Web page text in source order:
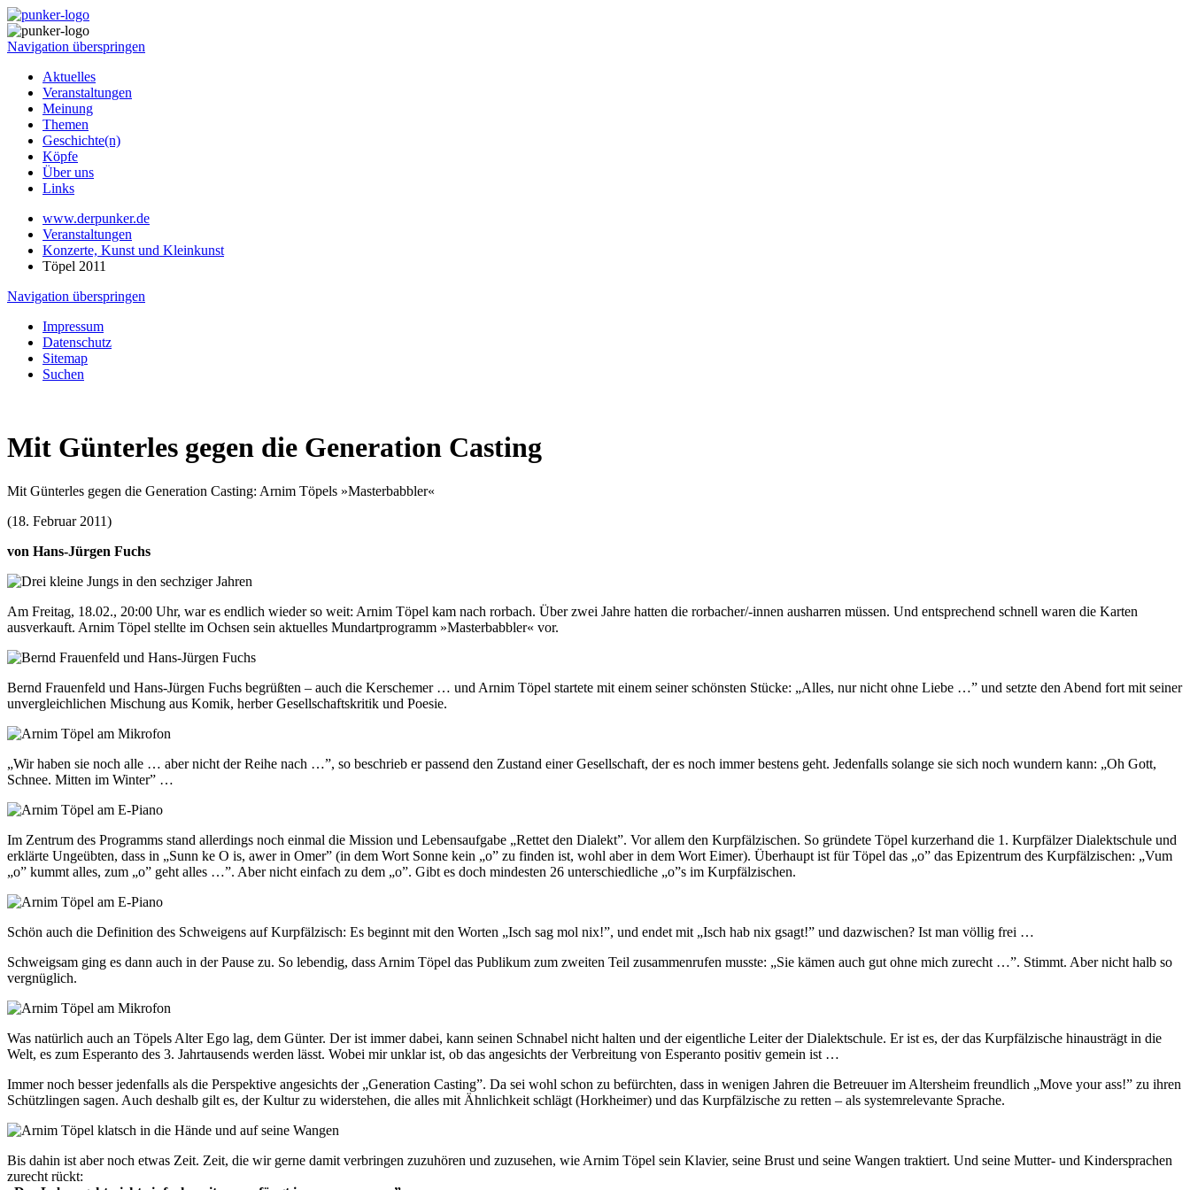
Navigation überspringen
Aktuelles
Veranstaltungen
Meinung
Themen
Geschichte(n)
Köpfe
Über uns
Links
www.derpunker.de
Veranstaltungen
Konzerte, Kunst und Kleinkunst
Töpel 2011
Navigation überspringen
Impressum
Datenschutz
Sitemap
Suchen
Mit Günterles gegen die Generation Casting
Mit Günterles gegen die Generation Casting: Arnim Töpels »Masterbabbler«
(18. Februar 2011)
von Hans-Jürgen Fuchs
Am Freitag, 18.02., 20:00 Uhr, war es endlich wieder so weit: Arnim Töpel kam nach rorbach. Über zwei Jahre hatten die rorbacher/-innen ausharren müssen. Und entsprechend schnell waren die Karten
ausverkauft. Arnim Töpel stellte im Ochsen sein aktuelles Mundartprogramm »Masterbabbler« vor.
Bernd Frauenfeld und Hans-Jürgen Fuchs begrüßten – auch die Kerschemer … und Arnim Töpel startete mit einem seiner schönsten Stücke: „Alles, nur nicht ohne Liebe …” und setzte den Abend fort mit seiner
unvergleichlichen Mischung aus Komik, herber Gesellschaftskritik und Poesie.
„Wir haben sie noch alle … aber nicht der Reihe nach …”, so beschrieb er passend den Zustand einer Gesellschaft, der es noch immer bestens geht. Jedenfalls solange sie sich noch wundern kann: „Oh Gott,
Schnee. Mitten im Winter” …
Im Zentrum des Programms stand allerdings noch einmal die Mission und Lebensaufgabe „Rettet den Dialekt”. Vor allem den Kurpfälzischen. So gründete Töpel kurzerhand die 1. Kurpfälzer Dialektschule und
erklärte Ungeübten, dass in „Sunn ke O is, awer in Omer” (in dem Wort Sonne kein „o” zu finden ist, wohl aber in dem Wort Eimer). Überhaupt ist für Töpel das „o” das Epizentrum des Kurpfälzischen: „Vum
„o” kummt alles, zum „o” geht alles …”. Aber nicht einfach zu dem „o”. Gibt es doch mindesten 26 unterschiedliche „o”s im Kurpfälzischen.
Schön auch die Definition des Schweigens auf Kurpfälzisch: Es beginnt mit den Worten „Isch sag mol nix!”, und endet mit „Isch hab nix gsagt!” und dazwischen? Ist man völlig frei …
Schweigsam ging es dann auch in der Pause zu. So lebendig, dass Arnim Töpel das Publikum zum zweiten Teil zusammenrufen musste: „Sie kämen auch gut ohne mich zurecht …”. Stimmt. Aber nicht halb so
vergnüglich.
Was natürlich auch an Töpels Alter Ego lag, dem Günter. Der ist immer dabei, kann seinen Schnabel nicht halten und der eigentliche Leiter der Dialektschule. Er ist es, der das Kurpfälzische hinausträgt in die
Welt, es zum Esperanto des 3. Jahrtausends werden lässt. Wobei mir unklar ist, ob das angesichts der Verbreitung von Esperanto positiv gemein ist …
Immer noch besser jedenfalls als die Perspektive angesichts der „Generation Casting”. Da sei wohl schon zu befürchten, dass in wenigen Jahren die Betreuuer im Altersheim freundlich „Move your ass!” zu ihren
Schützlingen sagen. Auch deshalb gilt es, der Kultur zu widerstehen, die alles mit Ähnlichkeit schlägt (Horkheimer) und das Kurpfälzische zu retten – als systemrelevante Sprache.
Bis dahin ist aber noch etwas Zeit. Zeit, die wir gerne damit verbringen zuzuhören und zuzusehen, wie Arnim Töpel sein Klavier, seine Brust und seine Wangen traktiert. Und seine Mutter- und Kindersprachen
zurecht rückt: